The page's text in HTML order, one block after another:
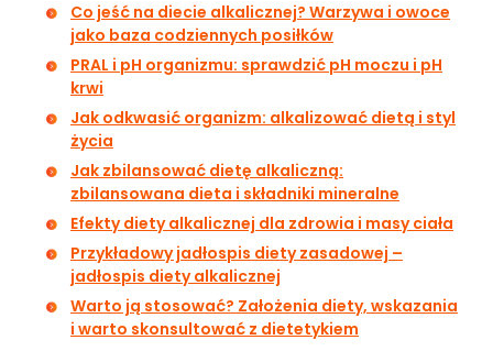
Co jeść na diecie alkalicznej? Warzywa i owoce
jako baza codziennych posiłków
PRAL i pH organizmu: sprawdzić pH moczu i pH
krwi
Jak odkwasić organizm: alkalizować dietą i styl
życia
Jak zbilansować dietę alkaliczną:
zbilansowana dieta i składniki mineralne
Efekty diety alkalicznej dla zdrowia i masy ciała
Przykładowy jadłospis diety zasadowej –
jadłospis diety alkalicznej
Warto ją stosować? Założenia diety, wskazania
i warto skonsultować z dietetykiem